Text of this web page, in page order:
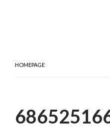
HOMEPAGE